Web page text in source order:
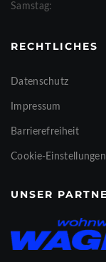
Samstag:
RECHTLICHES
Datenschutz
Impressum
Barrierefreiheit
Cookie-Einstellungen
UNSER